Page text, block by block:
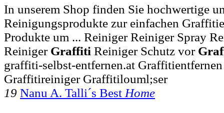
In unserem Shop finden Sie hochwertige
Reinigungsprodukte zur einfachen
Produkte um ... Reiniger Reiniger Spray
Reiniger Graffiti Reiniger Schutz vor
graffiti-selbst-entfernen.at
Graffitireiniger Graffitilouml;ser
19 Nanu A. Talli´s Best Home